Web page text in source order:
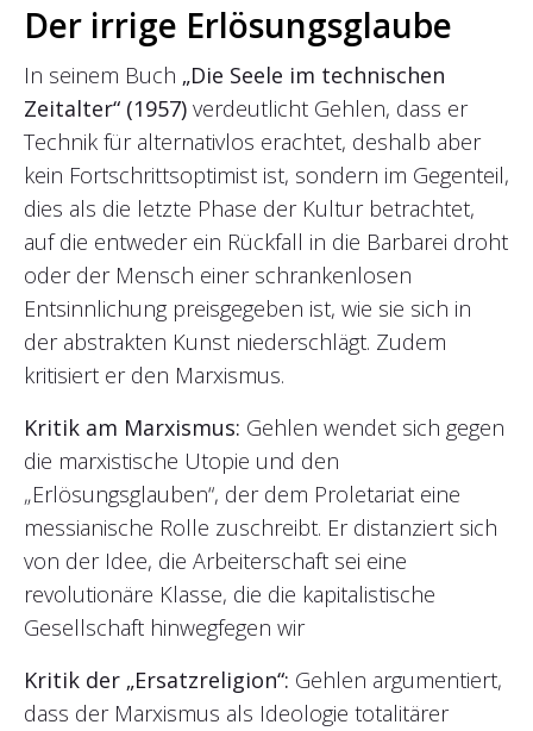
Der irrige Erlösungsglaube
In seinem Buch „Die Seele im technischen
Zeitalter“ (1957) verdeutlicht Gehlen, dass er
Technik für alternativlos erachtet, deshalb aber
kein Fortschrittsoptimist ist, sondern im Gegenteil,
dies als die letzte Phase der Kultur betrachtet,
auf die entweder ein Rückfall in die Barbarei droht
oder der Mensch einer schrankenlosen
Entsinnlichung preisgegeben ist, wie sie sich in
der abstrakten Kunst niederschlägt. Zudem
kritisiert er den Marxismus.
Kritik am Marxismus: Gehlen wendet sich gegen
die marxistische Utopie und den
„Erlösungsglauben“, der dem Proletariat eine
messianische Rolle zuschreibt. Er distanziert sich
von der Idee, die Arbeiterschaft sei eine
revolutionäre Klasse, die die kapitalistische
Gesellschaft hinwegfegen wir
Kritik der „Ersatzreligion“: Gehlen argumentiert,
dass der Marxismus als Ideologie totalitärer